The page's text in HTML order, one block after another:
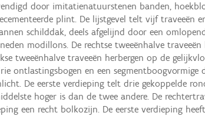
door imitatienatuurstenen banden,
plint. De lijstgevel telt vijf traveeën
schilddak, deels afgelijnd door een
modillons. De rechtse tweeënhalve
tweeënhalve traveeën herbergen op de
ontlastingsbogen en een segmentboogvormige
De eerste verdieping telt drie gekoppelde
hoger is dan de twee andere. De
een recht bolkozijn. De eerste verdieping